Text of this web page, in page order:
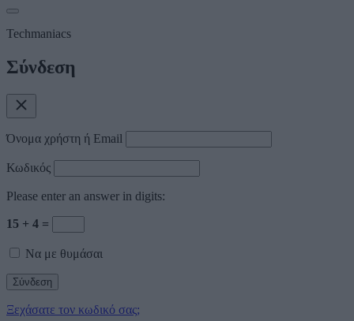
Techmaniacs
Σύνδεση
Όνομα χρήστη ή Email
Κωδικός
Please enter an answer in digits:
15 + 4 =
Να με θυμάσαι
Ξεχάσατε τον κωδικό σας;